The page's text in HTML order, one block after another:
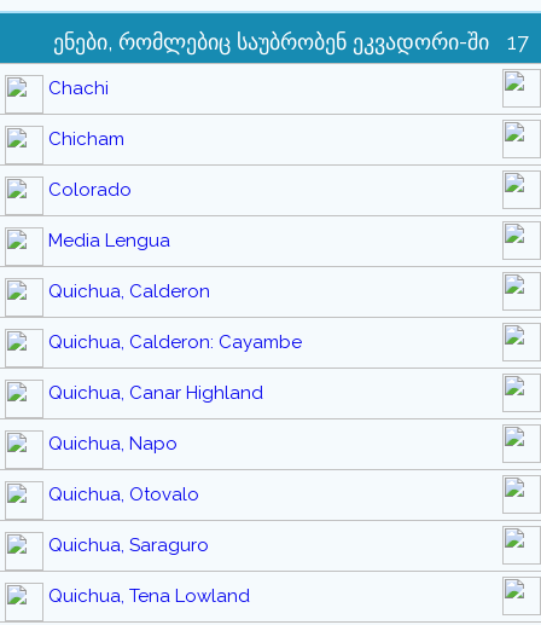
ენები, რომლებიც საუბრობენ ეკვადორი-ში 17
Chachi
Chicham
Colorado
Media Lengua
Quichua, Calderon
Quichua, Calderon: Cayambe
Quichua, Canar Highland
Quichua, Napo
Quichua, Otovalo
Quichua, Saraguro
Quichua, Tena Lowland